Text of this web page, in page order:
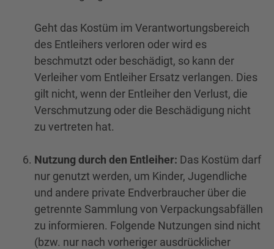
Geht das Kostüm im Verantwortungsbereich
des Entleihers verloren oder wird es
beschmutzt oder beschädigt, so kann der
Verleiher vom Entleiher Ersatz verlangen. Dies
gilt nicht, wenn der Entleiher den Verlust, die
Verschmutzung oder die Beschädigung nicht
zu vertreten hat.
Nutzung durch den Entleiher: Das Kostüm darf
nur genutzt werden, um Kinder, Jugendliche
und andere private Endverbraucher über die
getrennte Sammlung von Verpackungsabfällen
zu informieren. Folgende Nutzungen sind nicht
(bzw. nur nach vorheriger ausdrücklicher